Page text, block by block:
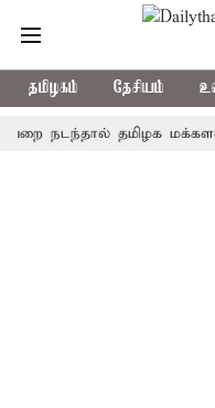
தமிழகம் தேசியம்
நடந்தால் தமிழக மக்களவை